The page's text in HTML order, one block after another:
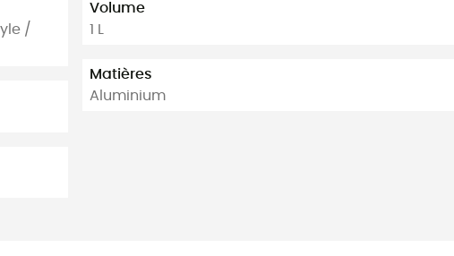
/
Volume
1 L
Matières
Aluminium